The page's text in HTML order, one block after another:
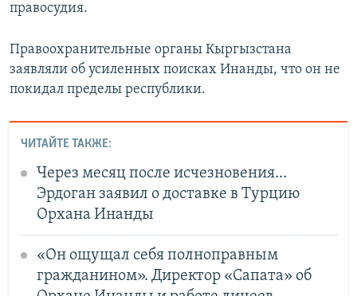
правосудия.
Правоохранительные органы Кыргызстана
заявляли об усиленных поисках Инанды, что он не
покидал пределы республики.
ЧИТАЙТЕ ТАКЖЕ:
Через месяц после исчезновения...
Эрдоган заявил о доставке в Турцию
Орхана Инанды
«Он ощущал себя полноправным
гражданином». Директор «Сапата» об